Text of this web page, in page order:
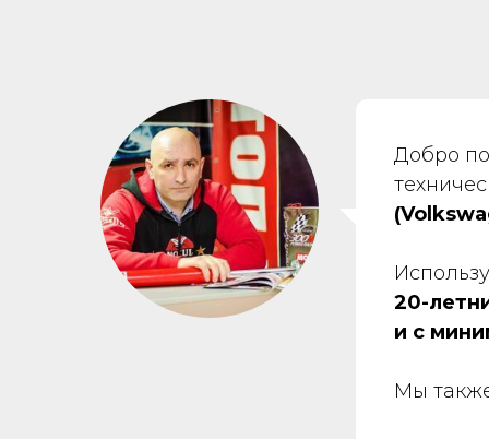
Добро
20-
и с
Мы